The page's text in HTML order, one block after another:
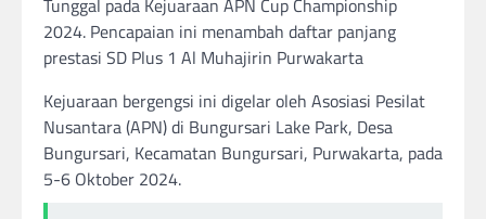
Tunggal pada Kejuaraan APN Cup Championship
2024. Pencapaian ini menambah daftar panjang
prestasi SD Plus 1 Al Muhajirin Purwakarta
Kejuaraan bergengsi ini digelar oleh Asosiasi Pesilat
Nusantara (APN) di Bungursari Lake Park, Desa
Bungursari, Kecamatan Bungursari, Purwakarta, pada
5-6 Oktober 2024.